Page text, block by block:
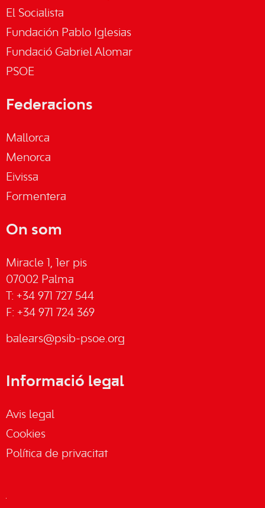
El Socialista
Fundación Pablo Iglesias
Fundació Gabriel Alomar
PSOE
Federacions
Mallorca
Menorca
Eivissa
Formentera
On som
Miracle 1, 1er pis
07002 Palma
T: +34 971 727 544
F: +34 971 724 369
balears@psib-psoe.org
Informació legal
Avis legal
Cookies
Política de privacitat